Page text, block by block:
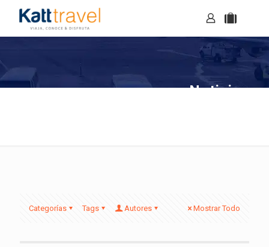
Noticias
Categorías Tags Autores Mostrar Todo